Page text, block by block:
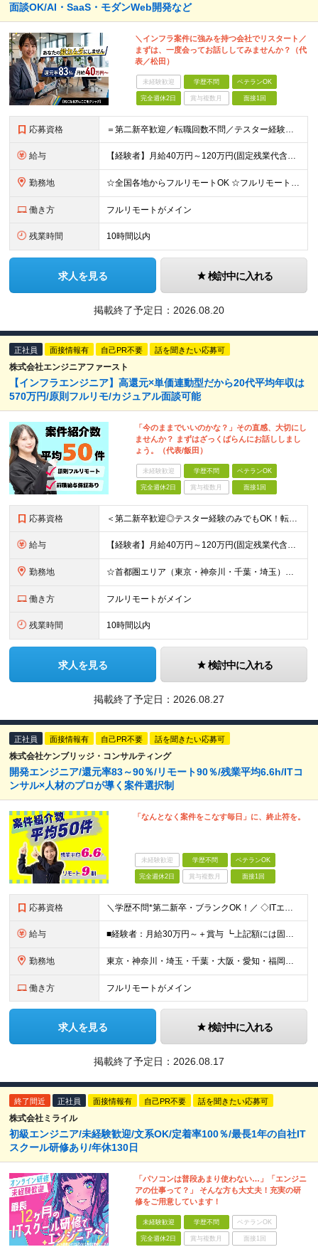
面談OK/AI・SaaS・モダンWeb開発など
＼インフラ案件に強みを持つ会社でリスタート／
まずは、一度会ってお話ししてみませんか？（代
表／松田）
未経験歓迎 学歴不問 ベテランOK
完全週休2日 賞与複数月 面接1回
応募資格 ＝第二新卒歓迎／転職回数不問／テスター経験のみでもOK＝ ■学歴不問 ■ブランクOK ■エンジニアとしての実務経験1年以上 ※開発・インフラ・工程・言語は不問 ※テスター、運用保守経験のみの方も歓迎
給与 【経験者】月給40万円～120万円(固定残業代含む)+各種手当 ★前職給与の総収入額を100％保証｜還元率83％〜 ※固定残業代は、時間外労働の有無に関わらず30時間分を、月5万8000円～15万7
勤務地 ☆全国各地からフルリモートOK ☆フルリモートの社員が約8割！ ※希望をヒアリングした上で決定します 現在100名の社員のうち、約80名がフルリモートで活躍中。 一都三県、大阪、福岡、札幌、名古屋な
働き方 フルリモートがメイン
残業時間 10時間以内
求人を見る 検討中に入れる
掲載終了予定日： 2026.08.20
正社員 面接情報有 自己PR不要 話を聞きたい応募可
株式会社エンジニアファースト
【インフラエンジニア】高還元×単価連動型だから20代平均年収は
570万円/原則フルリモ/カジュアル面談可能
「今のままでいいのかな？」その直感、大切にし
ませんか？ まずはざっくばらんにお話ししまし
ょう。（代表/飯田）
未経験歓迎 学歴不問 ベテランOK
完全週休2日 賞与複数月 面接1回
応募資格 ＜第二新卒歓迎◎テスター経験のみでもOK！転職回数不問＞ ■学歴不問 ■ブランクOK ■エンジニアとしての実務経験が1年以上ある方 └開発、インフラ、工程、言語は一切不問！ ※未経験も若干名募集して
給与 【経験者】月給40万円～120万円(固定残業代含む)+各種手当 ★前職給与の総収入額を100％保証｜還元率84％〜100％ ★20代の平均年収570万円 ※月給には、みなし残業手当(月30時間／5万
勤務地 ☆首都圏エリア（東京・神奈川・千葉・埼玉）・名古屋・大阪・福岡を中心とした全国各地のプロジェクト先に参画いただきます。 ※希望をヒアリングした上で決定します ☆全国各地からフルリモートOK 【本社】
働き方 フルリモートがメイン
残業時間 10時間以内
求人を見る 検討中に入れる
掲載終了予定日： 2026.08.27
正社員 面接情報有 自己PR不要 話を聞きたい応募可
株式会社ケンブリッジ・コンサルティング
開発エンジニア/還元率83～90％/リモート90％/残業平均6.6h/ITコ
ンサル×人材のプロが導く案件選択制
「なんとなく案件をこなす毎日」に、終止符を。
未経験歓迎 学歴不問 ベテランOK
完全週休2日 賞与複数月 面接1回
応募資格 ＼学歴不問*第二新卒・ブランクOK！／ ◇ITエンジニアとして、1年以上の経験をお持ちの方 ※分野、プロジェクト規模は問いません。 ※未経験の方も意欲があればご応募いただけますが、条件面は異なる場合
給与 ■経験者：月給30万円～＋賞与 ┗上記額には固定残業代（30時間分／5万7263円～）を含む。超過分は別途支給。 ■未経験者：月給21万円～ ┗残業代は別途支給。 ※試用期間6ヶ月（期間中の給与・待
勤務地 東京・神奈川・埼玉・千葉・大阪・愛知・福岡を中心に、全国のクライアント案件にて募集。 案件はすべて選択制なので、「自分に合った働き方」を実現できます。 なお、経験を積むことでご紹介できる案件の幅も広が
働き方 フルリモートがメイン
求人を見る 検討中に入れる
掲載終了予定日： 2026.08.17
終了間近 正社員 面接情報有 自己PR不要 話を聞きたい応募可
株式会社ミライル
初級エンジニア/未経験歓迎/文系OK/定着率100％/最長1年の自社IT
スクール研修あり/年休130日
「パソコンは普段あまり使わない…」「エンジニ
アの仕事って？」 そんな方も大丈夫！充実の研
修をご用意しています！
未経験歓迎 学歴不問 ベテランOK
完全週休2日 賞与複数月 面接1回